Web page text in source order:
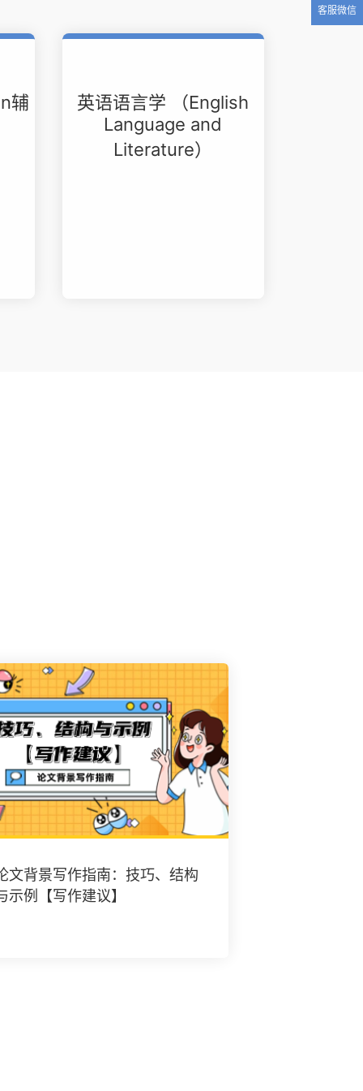
辅
英语语言学 （English
Language and
Literature）
文背景写作指南：技巧、结构
示例【写作建议】
客服微信